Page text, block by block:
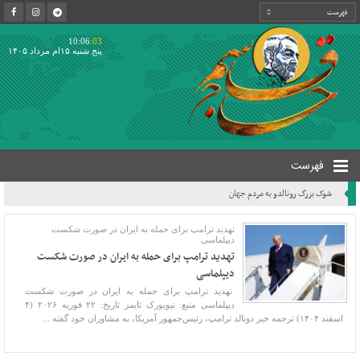
10:06:03
پنج شنبه ۱۵ام مرداد ۱۴۰۵
فهرست
شوک بزرگ رونالدو به مردم جهان
تهدید ترامپ برای حمله به ایران در صورت شکست
دیپلماسی
تهدید ترامپ برای حمله به ایران در صورت شکست
دیپلماسی
تهدید ترامپ برای حمله به ایران در صورت شکست
دیپلماسی منبع: نیویورک تایمز تاریخ: ۲۲ فوریه ۲۰۲۶ (۴
اسفند ۱۴۰۴) ترجمه خبر دونالد ترامپ، رئیس‌جمهور آمریکا، به مشاوران خود گفته ...